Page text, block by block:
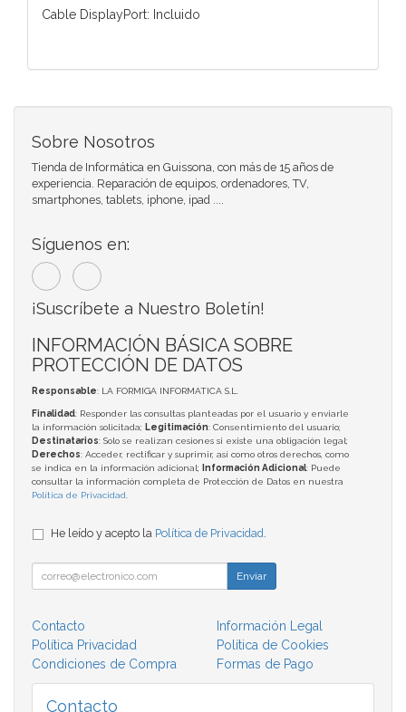
Cable DisplayPort: Incluido
Sobre Nosotros
Tienda de Informática en Guissona, con más de 15 años de
experiencia. Reparación de equipos, ordenadores, TV,
smartphones, tablets, iphone, ipad ....
Síguenos en:
¡Suscríbete a Nuestro Boletín!
INFORMACIÓN BÁSICA SOBRE
PROTECCIÓN DE DATOS
Responsable: LA FORMIGA INFORMATICA S.L.
Finalidad: Responder las consultas planteadas por el usuario y enviarle
la información solicitada; Legitimación: Consentimiento del usuario;
Destinatarios: Solo se realizan cesiones si existe una obligación legal;
Derechos: Acceder, rectificar y suprimir, así como otros derechos, como
se indica en la información adicional;
Información Adicional: Puede
consultar la información completa de Protección de Datos en nuestra
Política de Privacidad
He leído y acepto la Política de Privacidad
Enviar
Contacto
Información Legal
Política Privacidad
Política de Cookies
Condiciones de Compra
Formas de Pago
Contacto